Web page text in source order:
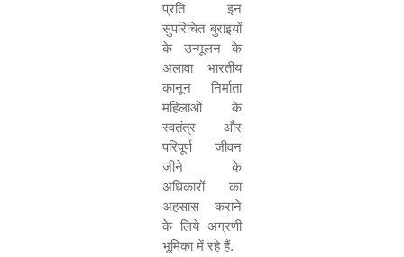
प्रति इन
सुपरिचित बुराइयों
के उन्मूलन के
अलावा भारतीय
कानून निर्माता
महिलाओं के
स्वतंत्र और
परिपूर्ण जीवन
जीने के
अधिकारों का
अहसास कराने
के लिये अग्रणी
भूमिका में रहे हैं.